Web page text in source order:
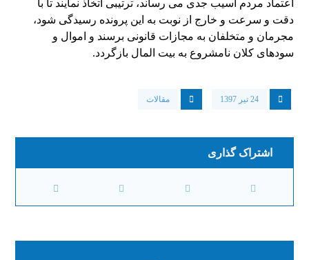
اعتماد مردم آسیب جدی می رساند، ترتیبی اتخاذ نمایند تا با
دقت و سرعت و خارج از نوبت به این پرونده رسیدگی شود،
مجرمان و متخلفان به مجازات قانونی برسند و اموال و
سودهای کلان نامشروع به بیت المال بازگردد.
24 تیر 1397 مقالات